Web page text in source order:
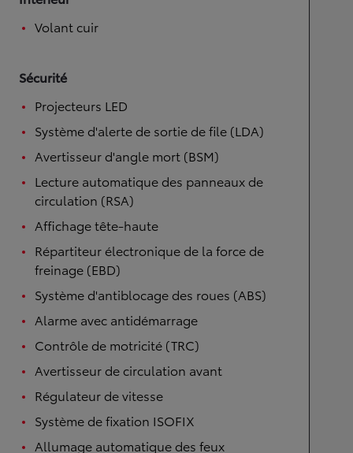
Volant cuir
Sécurité
Projecteurs LED
Système d'alerte de sortie de file (LDA)
Avertisseur d'angle mort (BSM)
Lecture automatique des panneaux de
circulation (RSA)
Affichage tête-haute
Répartiteur électronique de la force de
freinage (EBD)
Système d'antiblocage des roues (ABS)
Alarme avec antidémarrage
Contrôle de motricité (TRC)
Avertisseur de circulation avant
Régulateur de vitesse
Système de fixation ISOFIX
Allumage automatique des feux